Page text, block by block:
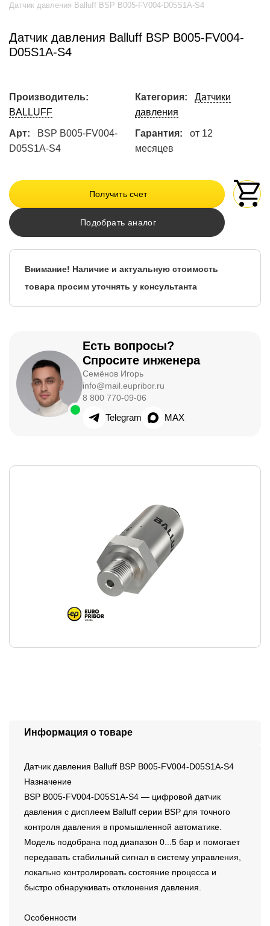
Датчик давления Balluff BSP B005-FV004-D05S1A-S4
Датчик давления Balluff BSP B005-FV004-
D05S1A-S4
Производитель:
BALLUFF
Категория:
Датчики
давления
Арт:
BSP B005-FV004-
D05S1A-S4
Гарантия:
от 12
месяцев
Получить счет
Подобрать аналог
Внимание! Наличие и актуальную стоимость
товара просим уточнять у консультанта
Есть вопросы?
Спросите инженера
Семёнов Игорь
info@mail.eupribor.ru
8 800 770-09-06
Telegram MAX
Информация о товаре
Датчик давления Balluff BSP B005-FV004-D05S1A-S4
Назначение
BSP B005-FV004-D05S1A-S4 — цифровой датчик
давления с дисплеем Balluff серии BSP для точного
контроля давления в промышленной автоматике.
Модель подобрана под диапазон 0...5 бар и помогает
передавать стабильный сигнал в систему управления,
локально контролировать состояние процесса и
быстро обнаруживать отклонения давления.
Особенности